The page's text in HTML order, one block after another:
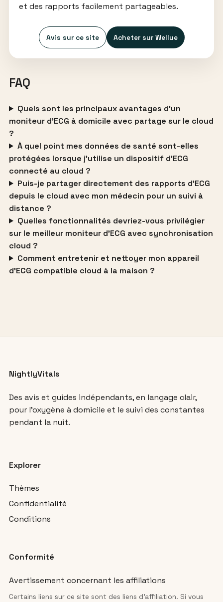
et des rapports facilement partageables.
Avis sur ce site Acheter sur Wellue
FAQ
Quels sont les principaux avantages d’un
moniteur d’ECG à domicile avec partage sur le cloud
?
À quel point mes données de santé sont-elles
protégées lorsque j’utilise un dispositif d’ECG
connecté au cloud ?
Puis-je partager directement des rapports d’ECG
depuis le cloud avec mon médecin pour un suivi à
distance ?
Quelles fonctionnalités devriez-vous privilégier
sur le meilleur moniteur d’ECG avec synchronisation
cloud ?
Comment entretenir et nettoyer mon appareil
d’ECG compatible cloud à la maison ?
NightlyVitals
Des avis et guides indépendants, en langage clair,
pour l’oxygène à domicile et le suivi des constantes
pendant la nuit.
Explorer
Thèmes
Confidentialité
Conditions
Conformité
Avertissement concernant les affiliations
Certains liens sur ce site sont des liens d’affiliation. Si vous